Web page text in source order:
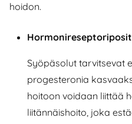
hoidon.
Syöpäsolut tarvitsevat
progesteronia
hoitoon voidaan liittää
liitännäishoito, joka